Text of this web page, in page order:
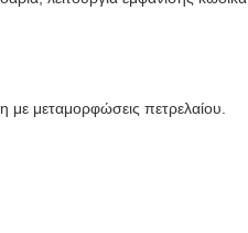
μεταμορφώσεις πετρελαίου.